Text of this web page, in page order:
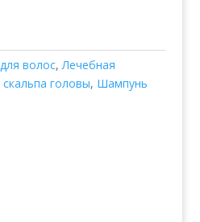
волос,Лечебная
головы, Шампунь